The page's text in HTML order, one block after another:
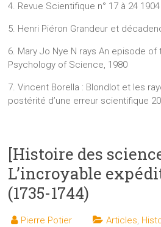
4. Revue Scientifique n° 17 à 24 1904
5. Henri Piéron Grandeur et
6. Mary Jo Nye N rays An episode of
Psychology of Science, 1980
7. Vincent Borella : Blondlot et les
postérité d’une erreur scientifique
[Histoire des
L’incroyable
(1735-1744)
Pierre Potier Articles,